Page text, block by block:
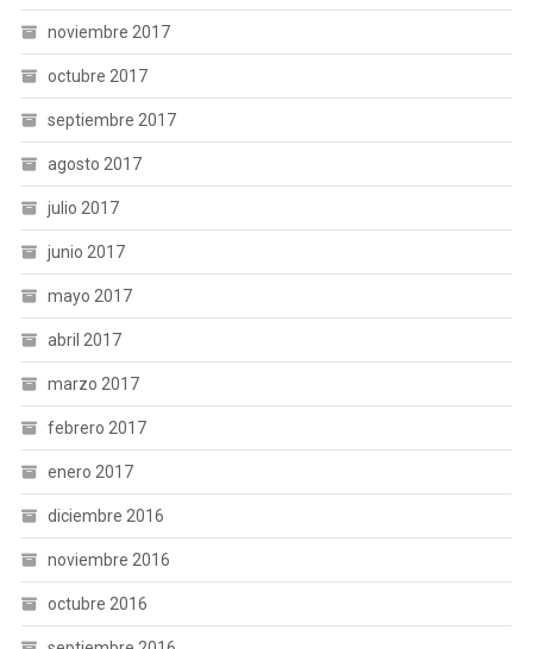
noviembre 2017
octubre 2017
septiembre 2017
agosto 2017
julio 2017
junio 2017
mayo 2017
abril 2017
marzo 2017
febrero 2017
enero 2017
diciembre 2016
noviembre 2016
octubre 2016